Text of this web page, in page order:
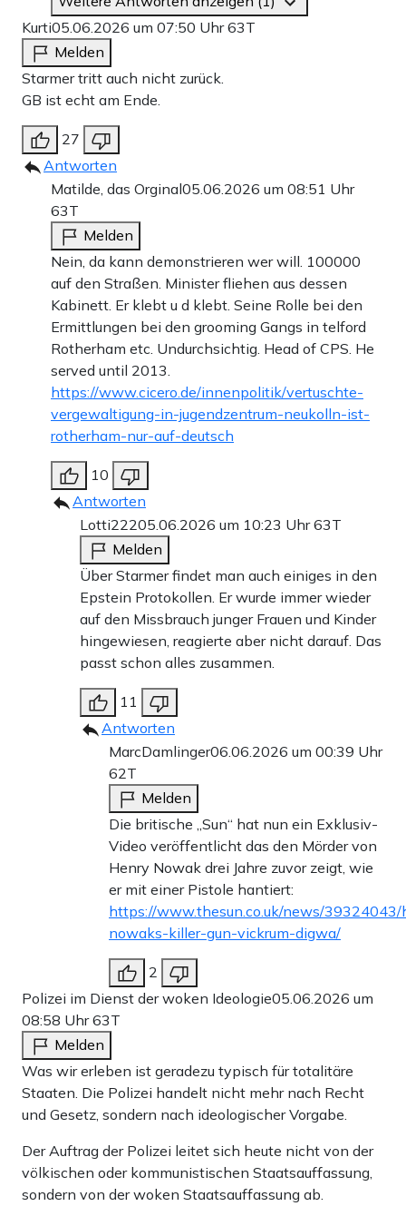
Kurti05.06.2026 um 07:50 Uhr63T
Melden
Starmer tritt auch nicht zurück.
GB ist echt am Ende.
27
Antworten
Matilde, das Orginal05.06.2026 um 08:51 Uhr
63T
Melden
Nein, da kann demonstrieren wer will. 100000
auf den Straßen. Minister fliehen aus dessen
Kabinett. Er klebt u d klebt. Seine Rolle bei den
Ermittlungen bei den grooming Gangs in telford
Rotherham etc. Undurchsichtig. Head of CPS. He
served until 2013.
https://www.cicero.de/innenpolitik/vertuschte-
vergewaltigung-in-jugendzentrum-neukolln-ist-
rotherham-nur-auf-deutsch
10
Antworten
Lotti22205.06.2026 um 10:23 Uhr63T
Melden
Über Starmer findet man auch einiges in den
Epstein Protokollen. Er wurde immer wieder
auf den Missbrauch junger Frauen und Kinder
hingewiesen, reagierte aber nicht darauf. Das
passt schon alles zusammen.
11
Antworten
MarcDamlinger06.06.2026 um 00:39 Uhr
62T
Melden
Die britische „Sun“ hat nun ein Exklusiv-
Video veröffentlicht das den Mörder von
Henry Nowak drei Jahre zuvor zeigt, wie
er mit einer Pistole hantiert:
https://www.thesun.co.uk/news/
nowaks-killer-gun-vickrum-digwa/
2
Polizei im Dienst der woken Ideologie05.06.2026 um
08:58 Uhr63T
Melden
Was wir erleben ist geradezu typisch für totalitäre
Staaten. Die Polizei handelt nicht mehr nach Recht
und Gesetz, sondern nach ideologischer Vorgabe.
Der Auftrag der Polizei leitet sich heute nicht von der
völkischen oder kommunistischen Staatsauffassung,
sondern von der woken Staatsauffassung ab.